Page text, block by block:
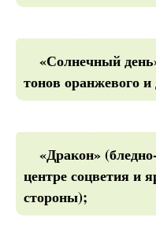
«Солнечный
тонов оранжевого и
«Дракон»
центре соцветия и
стороны);